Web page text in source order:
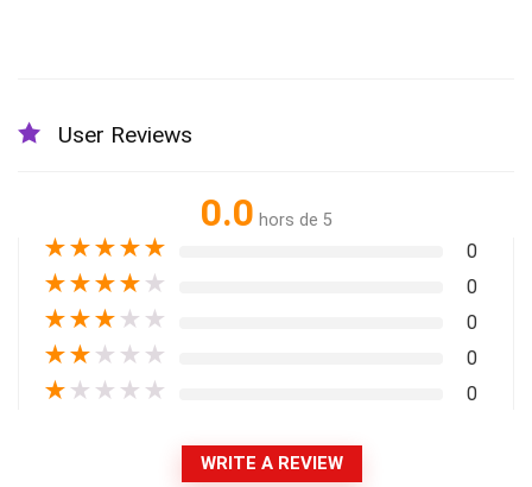
User Reviews
0.0 hors de 5
★★★★★ 0
★★★★ ★ 0
★★★ ★ ★ 0
★★ ★ ★ ★ 0
★ ★ ★ ★ ★ 0
WRITE A REVIEW